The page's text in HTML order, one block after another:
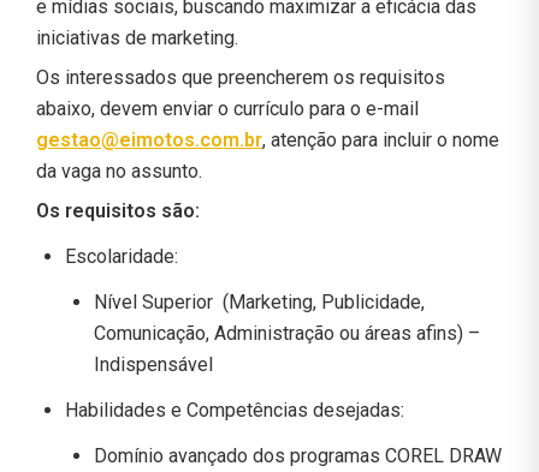
e mídias sociais, buscando maximizar a eficácia das
iniciativas de marketing.
Os interessados que preencherem os requisitos
abaixo, devem enviar o currículo para o e-mail
gestao@eimotos.com.br, atenção para incluir o nome
da vaga no assunto.
Os requisitos são:
Escolaridade:
Nível Superior (Marketing, Publicidade,
Comunicação, Administração ou áreas afins) –
Indispensável
Habilidades e Competências desejadas:
Domínio avançado dos programas COREL DRAW